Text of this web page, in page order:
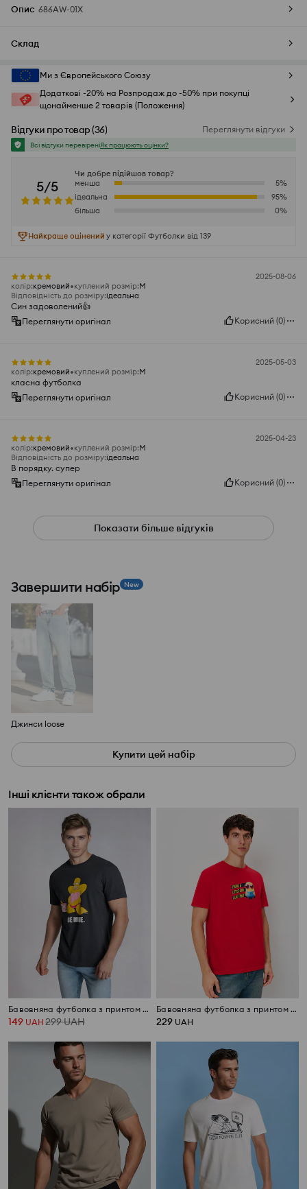
Опис 686AW-01X
Склад
Ми з Європейського Союзу
Додаткові -20% на Розпродаж до -50% при покупці
щонайменше 2 товарів (Положення)
Відгуки про товар(36) Переглянути відгуки
Всі відгуки перевіреніЯк працюють оцінки?
5/5
Чи добре підійшов товар?
менша
5%
ідеальна
95%
більша
0%
Найкраще оцінений у категорії Футболки від 139
2025-08-06
колір:кремовий куплений розмір:M
Відповідність до розміру:ідеальна
Син задоволений👍️
Переглянути оригінал
Корисний (0)
2025-05-03
колір:кремовий куплений розмір:M
класна футболка
Переглянути оригінал
Корисний (0)
2025-04-23
колір:кремовий куплений розмір:M
Відповідність до розміру:ідеальна
В порядку. супер
Переглянути оригінал
Корисний (0)
Показати більше відгуків
Завершити набір New
Джинси loose
Купити цей набір
Інші клієнти також обрали
Бавовняна футболка з принтом The Simpsons
149 UAH 299UAH
Бавовняна футболка з принтом Minions
229 UAH